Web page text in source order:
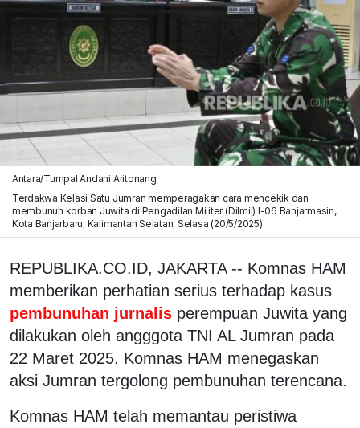
Antara/Tumpal Andani Aritonang
Terdakwa Kelasi Satu Jumran memperagakan cara mencekik dan
membunuh korban Juwita di Pengadilan Militer (Dilmil) I-06 Banjarmasin,
Kota Banjarbaru, Kalimantan Selatan, Selasa (20/5/2025).
REPUBLIKA.CO.ID, JAKARTA -- Komnas HAM
memberikan perhatian serius terhadap kasus
pembunuhan jurnalis perempuan Juwita yang
dilakukan oleh angggota TNI AL Jumran pada
22 Maret 2025. Komnas HAM menegaskan
aksi Jumran tergolong pembunuhan terencana.
Komnas HAM telah memantau peristiwa